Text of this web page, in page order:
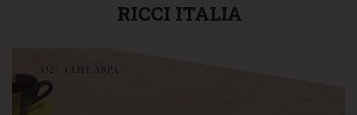
RICCI ITALIA